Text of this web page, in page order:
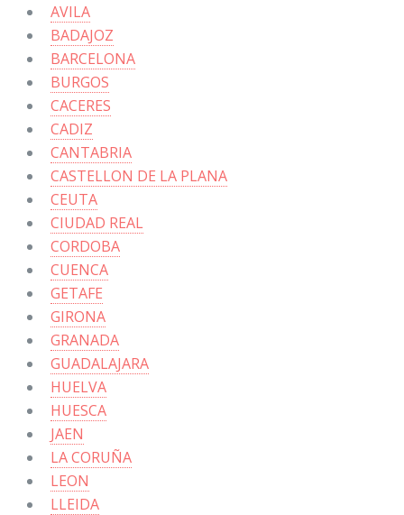
AVILA
BADAJOZ
BARCELONA
BURGOS
CACERES
CADIZ
CANTABRIA
CASTELLON DE LA PLANA
CEUTA
CIUDAD REAL
CORDOBA
CUENCA
GETAFE
GIRONA
GRANADA
GUADALAJARA
HUELVA
HUESCA
JAEN
LA CORUÑA
LEON
LLEIDA